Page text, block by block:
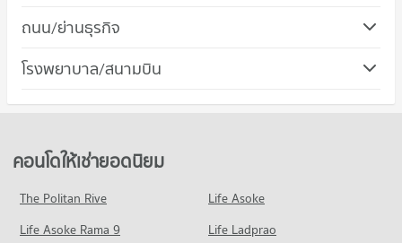
คอนโดให้เช่า วิทยาลัยพยาบาลบรมราชชนนีศรีธัญญา
มีคอนโดให้เช่า 3,015 ประกาศ
ขายคอนโด วิทยาลัยพยาบาลบรมราชชนนีศรีธัญญา
319 โครงการ
คอนโดให้เช่า วิทยาลัยพยาบาลบรมราชชนนีบำราศนราดูร
มีคอนโดให้เช่า 2,928 ประกาศ
มีคอนโดขาย 1,841 ประกาศ
คอนโด เดอะ มอลล์ งามวงศ์วาน
คอนโดให้เช่า เดอะ มอลล์ งามวงศ์วาน
คอนโด ตลาดบองมาร์เช่
มีคอนโดให้เช่า 6,358 ประกาศ
ถนน/ย่านธุรกิจ
คอนโด เขตบางซื่อ
คอนโดให้เช่า เขตบางซื่อ
ขายคอนโด เขตบางซื่อ
มีคอนโดขาย 1,529 ประกาศ
คอนโด ถนนกรุงเทพฯ-นนทบุรี
92 โครงการ
โรงพยาบาล/สนามบิน
คอนโด รพ.ศรีธัญญา
คอนโดให้เช่า รพ.ศรีธัญญา
มีคอนโดให้เช่า 1,889 ประกาศ
ขายคอนโด รพ.ศรีธัญญา
มีคอนโดขาย 1,332 ประกาศ
คอนโดให้เช่ายอดนิยม
The Politan Rive
Life Asoke
Life Asoke Rama 9
Life Ladprao